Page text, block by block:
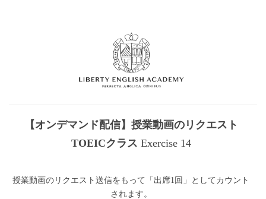
【オンデマンド配信】授業動画のリクエスト
TOEICクラス Exercise 14
授業動画のリクエスト送信をもって「出席1回」としてカウント
されます。